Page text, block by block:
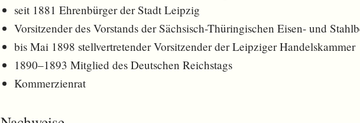
seit 1881 Ehrenbürger der Stadt Leipzig
Vorsitzender des Vorstands der Sächsisch-Thüringischen Eisen- und
bis Mai 1898 stellvertretender Vorsitzender der Leipziger Handelskammer
1890–1893 Mitglied des Deutschen Reichstags
Kommerzienrat